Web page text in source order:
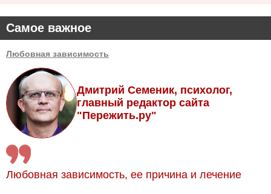
Самое важное
Любовная зависимость
Дмитрий Семеник, психолог,
главный редактор сайта
"Пережить.ру"
Любовная зависимость, ее причина и лечение